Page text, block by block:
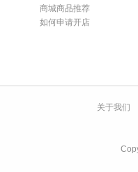
商城商品推荐
如何申请开店
关于我们